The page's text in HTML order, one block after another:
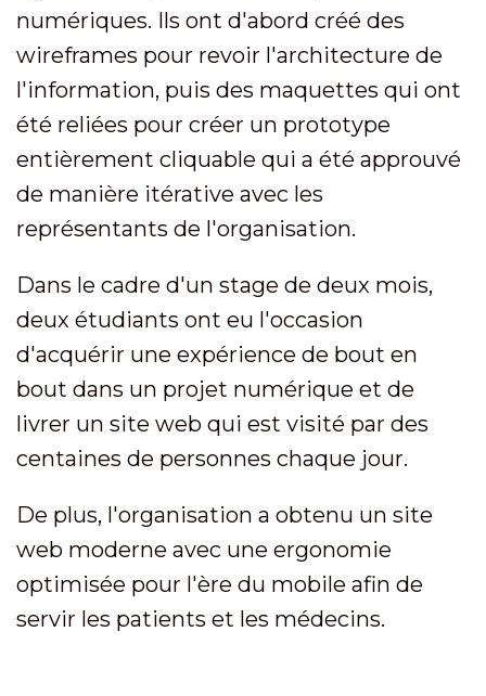
numériques. Ils ont d'abord créé des
wireframes pour revoir l'architecture de
l'information, puis des maquettes qui ont
été reliées pour créer un prototype
entièrement cliquable qui a été approuvé
de manière itérative avec les
représentants de l'organisation.
Dans le cadre d'un stage de deux mois,
deux étudiants ont eu l'occasion
d'acquérir une expérience de bout en
bout dans un projet numérique et de
livrer un site web qui est visité par des
centaines de personnes chaque jour.
De plus, l'organisation a obtenu un site
web moderne avec une ergonomie
optimisée pour l'ère du mobile afin de
servir les patients et les médecins.